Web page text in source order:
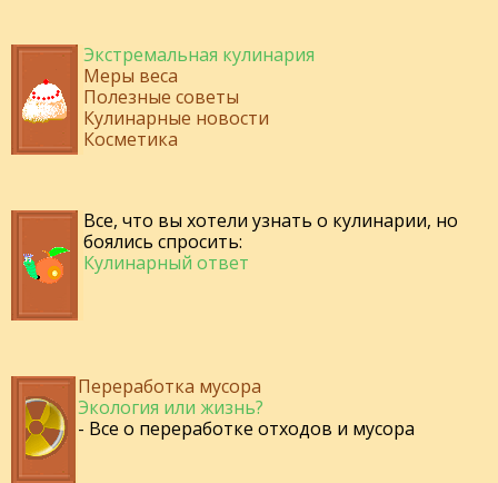
Экстремальная кулинария
Меры веса
Полезные советы
Кулинарные новости
Косметика
Все, что вы хотели узнать о кулинарии, но
боялись спросить:
Кулинарный ответ
Переработка мусора
Экология или жизнь?
- Все о переработке отходов и мусора